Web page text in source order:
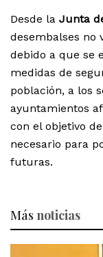
Desde la Junta
desembalses no
debido a que se
medidas de
población, a los
ayuntamientos
con el objetivo
necesario para
futuras.
Más noticias